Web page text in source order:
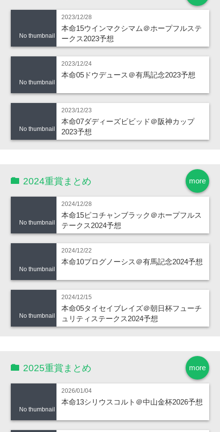
No thumbnail
2023/12/28
本命15ウインマクシマム＠ホープフルステ
ークス2023予想
No thumbnail
2023/12/24
本命05ドウデュース＠有馬記念2023予想
No thumbnail
2023/12/23
本命07ダディーズビビッド＠阪神カップ
2023予想
more
2024重賞まとめ
No thumbnail
2024/12/28
本命15ピコチャンブラック＠ホープフルス
テークス2024予想
No thumbnail
2024/12/22
本命10プログノーシス＠有馬記念2024予想
No thumbnail
2024/12/15
本命05タイセイブレイズ＠朝日杯フューチ
ュリティステークス2024予想
more
2025重賞まとめ
No thumbnail
2026/01/04
本命13シリウスコルト＠中山金杯2026予想